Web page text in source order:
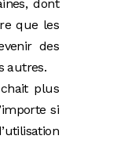
dont
que les
des
autres.
plus
si